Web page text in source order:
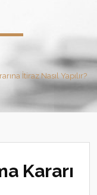
İtiraz Nasıl Yapılır?
Kararı